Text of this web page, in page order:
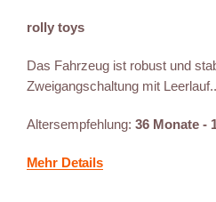
rolly toys
Das Fahrzeug ist robust und
Zweigangschaltung mit
Altersempfehlung: 36 Monate -
Mehr Details